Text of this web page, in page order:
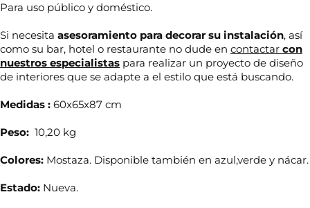
Para uso público y doméstico.
Si necesita asesoramiento para decorar su instalación, así
como su bar, hotel o restaurante no dude en contactar con
nuestros especialistas para realizar un proyecto de diseño
de interiores que se adapte a el estilo que está buscando.
Medidas : 60x65x87 cm
Peso: 10,20 kg
Colores: Mostaza. Disponible también en azul,verde y nácar.
Estado: Nueva.